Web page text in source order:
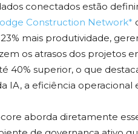
conectados estão
Construction Network*
mais produtividade,
os atrasos dos projetos
40% superior, o que
IA, a eficiência
aborda diretamente